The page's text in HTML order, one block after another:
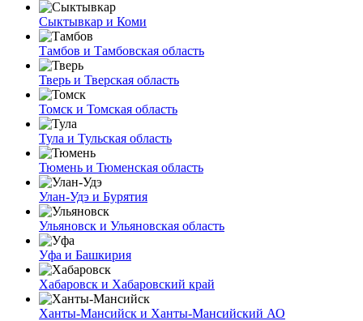
Сыктывкар и Коми
Тамбов и Тамбовская область
Тверь и Тверская область
Томск и Томская область
Тула и Тульская область
Тюмень и Тюменская область
Улан-Удэ и Бурятия
Ульяновск и Ульяновская область
Уфа и Башкирия
Хабаровск и Хабаровский край
Ханты-Мансийск и Ханты-Мансийский АО